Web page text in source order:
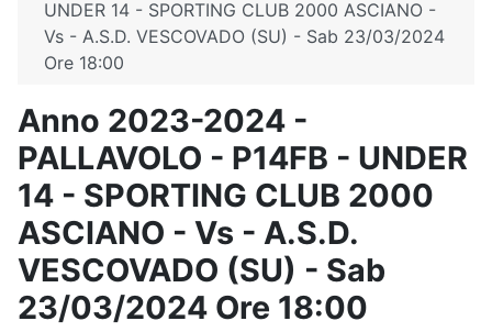
UNDER 14 - SPORTING CLUB 2000 ASCIANO -
Vs - A.S.D. VESCOVADO (SU) - Sab 23/03/2024
Ore 18:00
Anno 2023-2024 -
PALLAVOLO - P14FB - UNDER
14 - SPORTING CLUB 2000
ASCIANO - Vs - A.S.D.
VESCOVADO (SU) - Sab
23/03/2024 Ore 18:00